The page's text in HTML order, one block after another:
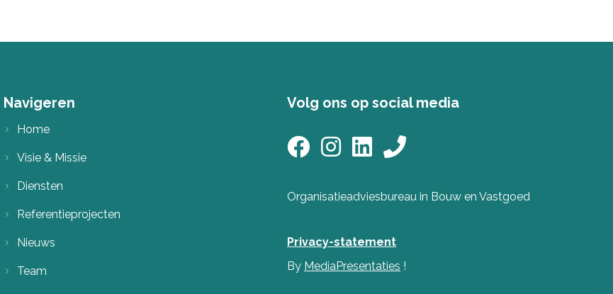
Navigeren
Home
Visie & Missie
Diensten
Referentieprojecten
Nieuws
Team
Volg ons op social media
Organisatieadviesbureau in Bouw en Vastgoed
Privacy-statement
By MediaPresentaties !